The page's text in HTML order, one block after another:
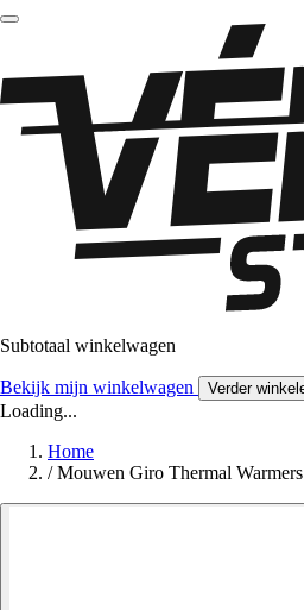
Subtotaal winkelwagen
Bekijk mijn winkelwagen Verder
Loading...
Home
/ Mouwen Giro Thermal Warmers